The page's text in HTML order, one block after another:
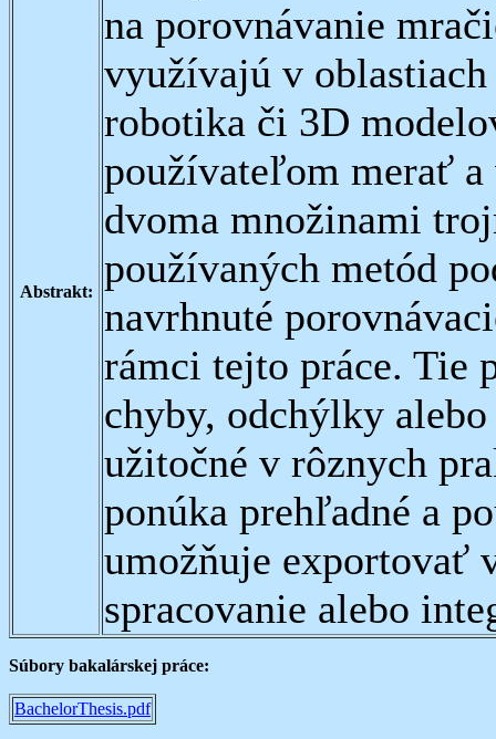
Abstrakt:
na porovnávanie
využívajú v
robotika či 3D
používateľom merať
dvoma množinami
používaných metód
navrhnuté
rámci tejto práce. Tie
chyby, odchýlky
užitočné v rôznych
ponúka prehľadné a
umožňuje exportovať
spracovanie alebo
Súbory bakalárskej práce:
BachelorThesis.pdf